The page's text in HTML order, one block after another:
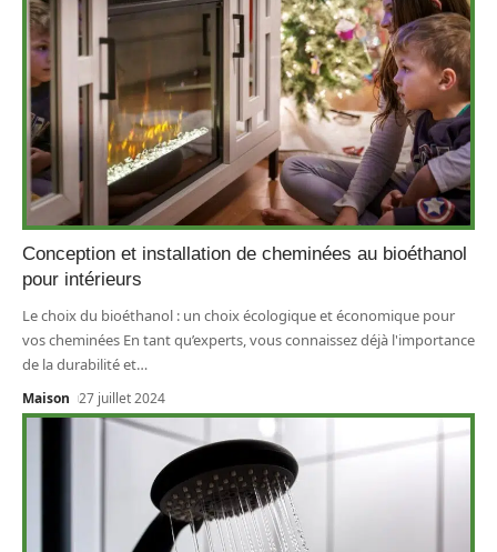
Conception et installation de cheminées au bioéthanol
pour intérieurs
Le choix du bioéthanol : un choix écologique et économique pour
vos cheminées En tant qu’experts, vous connaissez déjà l'importance
de la durabilité et…
Maison 27 juillet 2024